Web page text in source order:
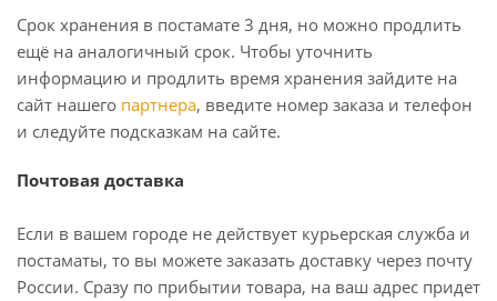
Срок хранения в постамате 3 дня, но можно продлить
ещё на аналогичный срок. Чтобы уточнить
информацию и продлить время хранения зайдите на
сайт нашего партнера, введите номер заказа и телефон
и следуйте подсказкам на сайте.
Почтовая доставка
Если в вашем городе не действует курьерская служба и
постаматы, то вы можете заказать доставку через почту
России. Сразу по прибытии товара, на ваш адрес придет